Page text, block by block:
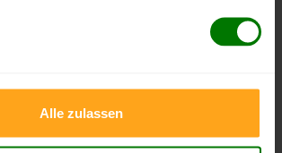
Alle zulassen
08.05.2026